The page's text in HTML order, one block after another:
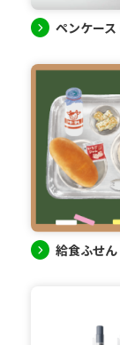
ペンケース
給食ふせん